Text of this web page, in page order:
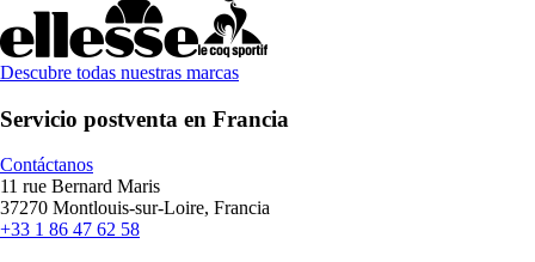
Descubre todas nuestras marcas
Servicio postventa en Francia
Contáctanos
11 rue Bernard Maris
37270 Montlouis-sur-Loire, Francia
+33 1 86 47 62 58